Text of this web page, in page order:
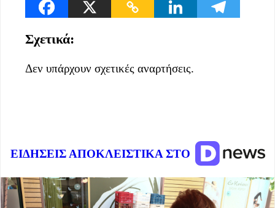
Σχετικά:
Δεν υπάρχουν σχετικές αναρτήσεις.
ΕΙΔΗΣΕΙΣ ΑΠΟΚΛΕΙΣΤΙΚΑ ΣΤΟ